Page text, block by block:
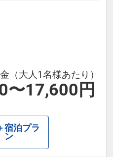
（大人1名様あたり）
〜17,600円
宿泊プラ
ン